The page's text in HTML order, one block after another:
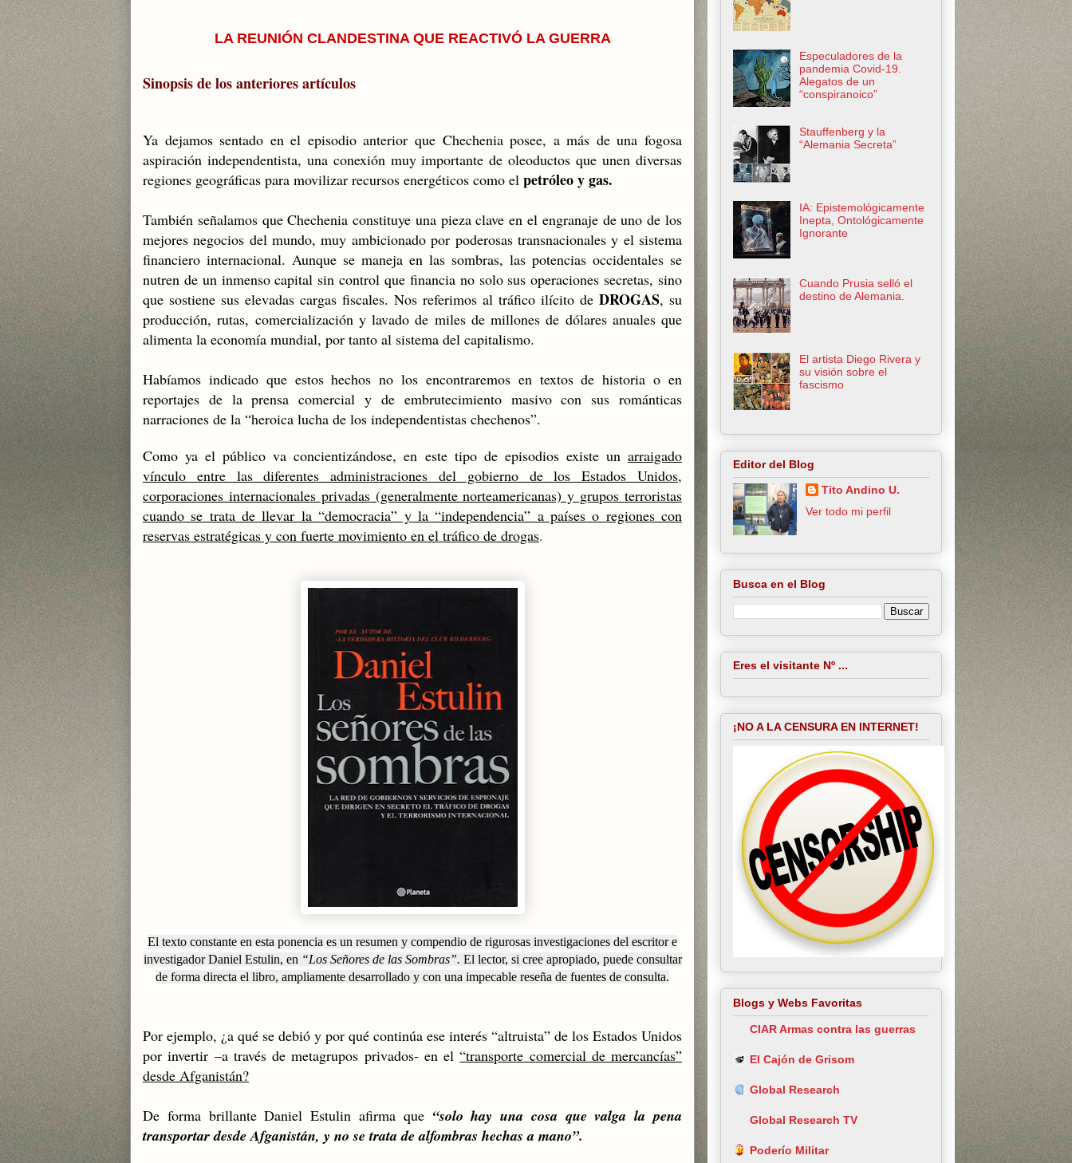
LA REUNIÓN CLANDESTINA QUE REACTIVÓ LA GUERRA
Sinopsis de los anteriores artículos
Ya dejamos sentado en el episodio anterior que Chechenia posee, a más de una fogosa
aspiración independentista, una conexión muy importante de oleoductos que unen diversas
regiones geográficas para movilizar recursos energéticos como el petróleo y gas.
También señalamos que Chechenia constituye una pieza clave en el engranaje de uno de los
mejores negocios del mundo, muy ambicionado por poderosas transnacionales y el sistema
financiero internacional. Aunque se maneja en las sombras, las potencias occidentales se
nutren de un inmenso capital sin control que financia no solo sus operaciones secretas, sino
que sostiene sus elevadas cargas fiscales. Nos referimos al tráfico ilícito de DROGAS, su
producción, rutas, comercialización y lavado de miles de millones de dólares anuales que
alimenta la economía mundial, por tanto al sistema del capitalismo.
Habíamos indicado que estos hechos no los encontraremos en textos de historia o en
reportajes de la prensa comercial y de embrutecimiento masivo con sus románticas
narraciones de la “heroica lucha de los independentistas chechenos”.
Como ya el público va concientizándose, en este tipo de episodios existe unarraigado
vínculo entre las diferentes administraciones del gobierno de los Estados Unidos,
corporaciones internacionales privadas (generalmente norteamericanas) y grupos terroristas
cuando se trata de llevar la “democracia” y la “independencia” a países o regiones con
reservas estratégicas y con fuerte movimiento en el tráfico de drogas.
El texto constante en esta ponencia es un resumen y compendio de rigurosas investigaciones del escritor e
investigador Daniel Estulin, en “Los Señores de las Sombras”. El lector, si cree apropiado, puede consultar
de forma directa el libro, ampliamente desarrollado y con una impecable reseña de fuentes de consulta.
Por ejemplo, ¿a qué se debió y por qué continúa ese interés “altruista” de los Estados Unidos
por invertir –a través de metagrupos privados- en el“transporte comercial de mercancías”
desde Afganistán?
De forma brillante Daniel Estulin afirma que “solo hay una cosa que valga la pena
transportar desde Afganistán, y no se trata de alfombras hechas a mano”.
Especuladores de la
pandemia Covid-19.
Alegatos de un
“conspiranoico”
Stauffenberg y la
“Alemania Secreta”
IA: Epistemológicamente
Inepta, Ontológicamente
Ignorante
Cuando Prusia selló el
destino de Alemania.
El artista Diego Rivera y
su visión sobre el
fascismo
Editor del Blog
Tito Andino U.
Ver todo mi perfil
Busca en el Blog
Eres el visitante Nº ...
¡NO A LA CENSURA EN INTERNET!
Blogs y Webs Favoritas
CIAR Armas contra las guerras
El Cajón de Grisom
Global Research
Global Research TV
Poderío Militar